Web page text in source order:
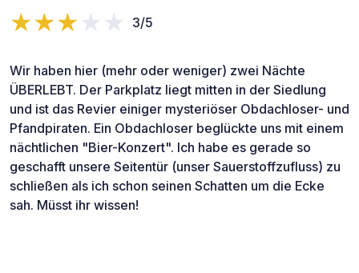
3/5
Wir haben hier (mehr oder weniger) zwei Nächte
ÜBERLEBT. Der Parkplatz liegt mitten in der Siedlung
und ist das Revier einiger mysteriöser Obdachloser- und
Pfandpiraten. Ein Obdachloser beglückte uns mit einem
nächtlichen "Bier-Konzert". Ich habe es gerade so
geschafft unsere Seitentür (unser Sauerstoffzufluss) zu
schließen als ich schon seinen Schatten um die Ecke
sah. Müsst ihr wissen!